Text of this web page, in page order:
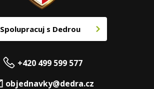
Spolupracuj s Dedrou
+420 499 599 577
objednavky@dedra.cz